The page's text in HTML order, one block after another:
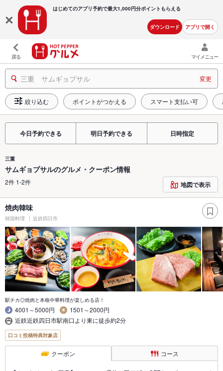
はじめてのアプリ予約で最大1,000円分ポイントもらえる
ダウンロード アプリで開く
戻る マイメニュー
三重 サムギョプサル 変更
絞り込む ポイントがつかえる スマート支払い可
今日予約できる 明日予約できる 日時指定
三重
サムギョプサルのグルメ・クーポン情報
2件 1-2件 地図で表示
焼肉韓味
韓国料理 近鉄四日市
駅チカ◎焼肉と本格中華料理が楽しめる店！
4001～5000円
1501～2000円
近鉄近鉄四日市駅南口より東に徒歩約2分
口コミ投稿特典対象店
クーポン コース